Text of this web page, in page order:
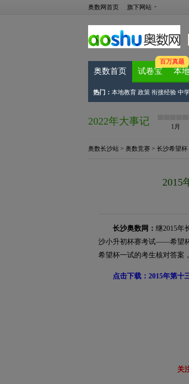
奥数网首页 旗下网站
奥数首页 试卷宝
百万真题
本
热门： 本地教育 政策 衔接经验 中
2022年大事记 1月
奥数长沙站 > 奥数竞赛 > 长沙希望杯
2015
长沙奥数网： 继2015年
沙小升初杯赛考试——希望
希望杯一试的考生核对答案
点击下载：2015年第十
关